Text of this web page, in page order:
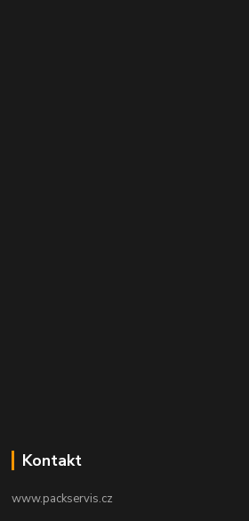
Kontakt
www.packservis.cz